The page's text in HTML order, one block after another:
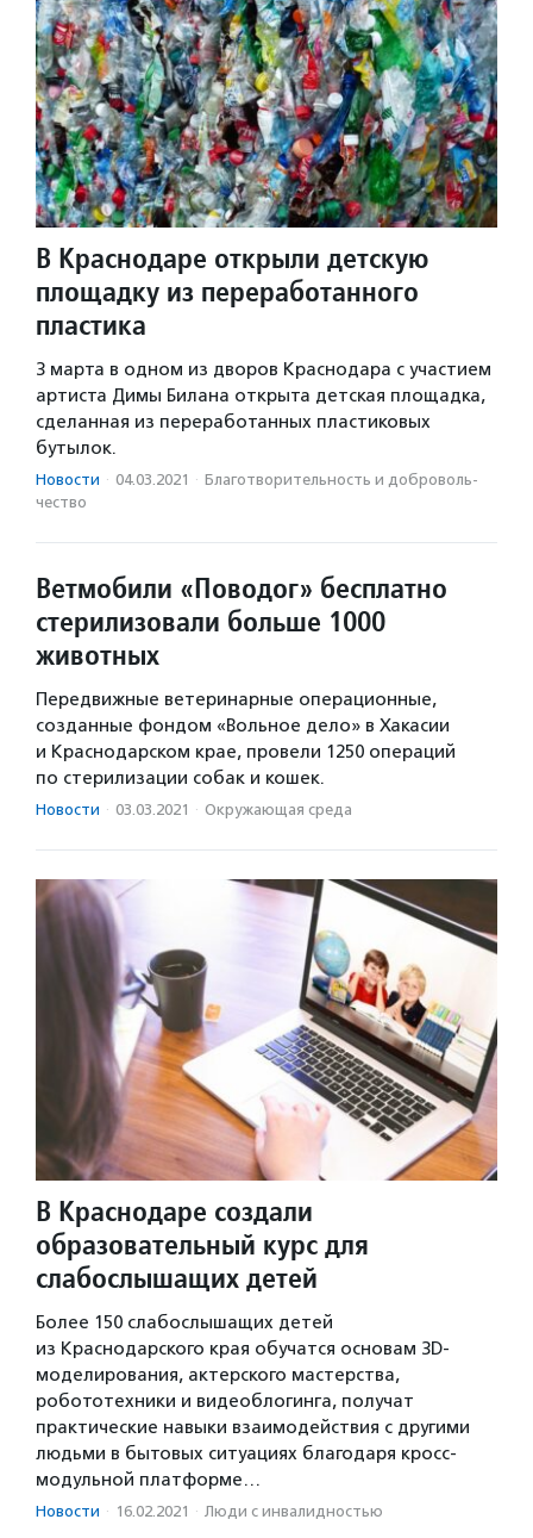
В Краснодаре открыли детскую
площадку из переработанного
пластика
3 марта в одном из дворов Краснодара с участием
артиста Димы Билана открыта детская площадка,
сделанная из переработанных пластиковых
бутылок.
Новости · 04.03.2021 · Благотвори­тель­ность и доброволь­
чест­во
Ветмобили «Поводог» бесплатно
стерилизовали больше 1000
животных
Передвижные ветеринарные операционные,
созданные фондом «Вольное дело» в Хакасии
и Краснодарском крае, провели 1250 операций
по стерилизации собак и кошек.
Новости · 03.03.2021 · Окружающая среда
В Краснодаре создали
образовательный курс для
слабослышащих детей
Более 150 слабослышащих детей
из Краснодарского края обучатся основам 3D-
моделирования, актерского мастерства,
робототехники и видеоблогинга, получат
практические навыки взаимодействия с другими
людьми в бытовых ситуациях благодаря кросс-
модульной платформе…
Новости · 16.02.2021 · Люди с инвалидностью